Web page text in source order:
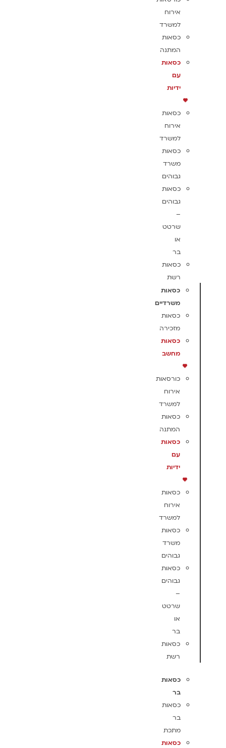
אירוח
למשרד
כסאות
המתנה
כסאות
עם
ידיות
כסאות
אירוח
למשרד
כסאות
משרד
גבוהים
כסאות
גבוהים
–
שרטט
או
בר
כסאות
רשת
כסאות
משרדיים
כסאות
מזכירה
כסאות
מחשב
כורסאות
אירוח
למשרד
כסאות
המתנה
כסאות
עם
ידיות
כסאות
אירוח
למשרד
כסאות
משרד
גבוהים
כסאות
גבוהים
–
שרטט
או
בר
כסאות
רשת
כסאות
בר
כסאות
בר
מתכת
כסאות